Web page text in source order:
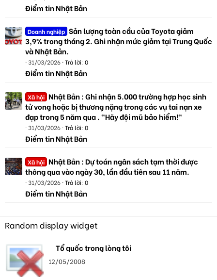
Điểm tin Nhật Bản
Doanh nghiệp Sản lượng toàn cầu của Toyota giảm
3,9% trong tháng 2. Ghi nhận mức giảm tại Trung Quốc
và Nhật Bản.
31/03/2026 Trả lời: 0
Điểm tin Nhật Bản
Xã hội Nhật Bản : Ghi nhận 5.000 trường hợp học sinh
tử vong hoặc bị thương nặng trong các vụ tai nạn xe
đạp trong 5 năm qua . "Hãy đội mũ bảo hiểm!"
31/03/2026 Trả lời: 0
Điểm tin Nhật Bản
Xã hội Nhật Bản : Dự toán ngân sách tạm thời được
thông qua vào ngày 30, lần đầu tiên sau 11 năm.
31/03/2026 Trả lời: 0
Điểm tin Nhật Bản
Random display widget
Tổ quốc trong lòng tôi
12/05/2008